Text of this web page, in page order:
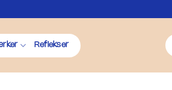
Reflekser